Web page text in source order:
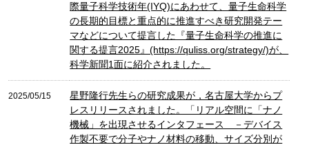
際量子科学技術年(IYQ)にあわせて、量子生命科学
の長期的目標と重点的に推進すべき研究開発テー
マなどについて提言した『量子生命科学の推進に
関する提言2025』(https://quliss.org/strategy/)が、
科学新聞1面に紹介されました。
2025/05/15
星野隆行先生らの研究成果が，名古屋大学からプ
レスリリースされました。「リアル空間に「ナノ
機械」を出現させるインタフェース －デバイス
作製不要で分子やナノ材料の移動、サイズ分別が